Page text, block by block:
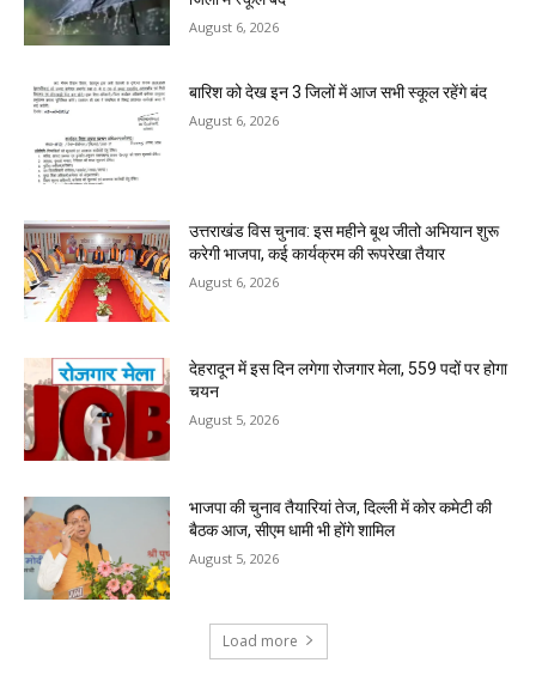
August 6, 2026
बारिश को देख इन 3 जिलों में आज सभी स्कूल रहेंगे बंद
August 6, 2026
उत्तराखंड विस चुनाव: इस महीने बूथ जीतो अभियान शुरू
करेगी भाजपा, कई कार्यक्रम की रूपरेखा तैयार
August 6, 2026
देहरादून में इस दिन लगेगा रोजगार मेला, 559 पदों पर होगा
चयन
August 5, 2026
भाजपा की चुनाव तैयारियां तेज, दिल्ली में कोर कमेटी की
बैठक आज, सीएम धामी भी होंगे शामिल
August 5, 2026
Load more